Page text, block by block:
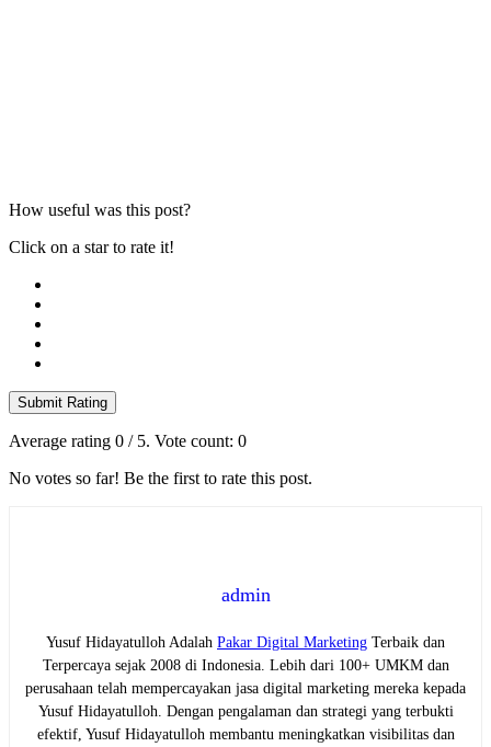
How useful was this post?
Click on a star to rate it!
Submit Rating
Average rating 0 / 5. Vote count: 0
No votes so far! Be the first to rate this post.
admin
Yusuf Hidayatulloh Adalah Pakar Digital Marketing Terbaik dan
Terpercaya sejak 2008 di Indonesia. Lebih dari 100+ UMKM dan
perusahaan telah mempercayakan jasa digital marketing mereka kepada
Yusuf Hidayatulloh. Dengan pengalaman dan strategi yang terbukti
efektif, Yusuf Hidayatulloh membantu meningkatkan visibilitas dan